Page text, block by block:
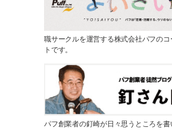
職サークルを運営する株式会社パフのコ
トです。
パフ創業者の釘崎が日々思うところを書